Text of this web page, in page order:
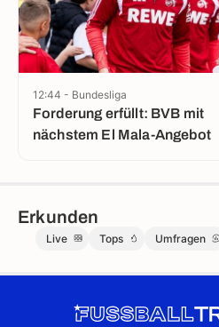
Forderung erfüllt: BVB mit
nächstem El Mala-Angebot
12:44 - Bundesliga
Erkunden
Live Tops Umfragen